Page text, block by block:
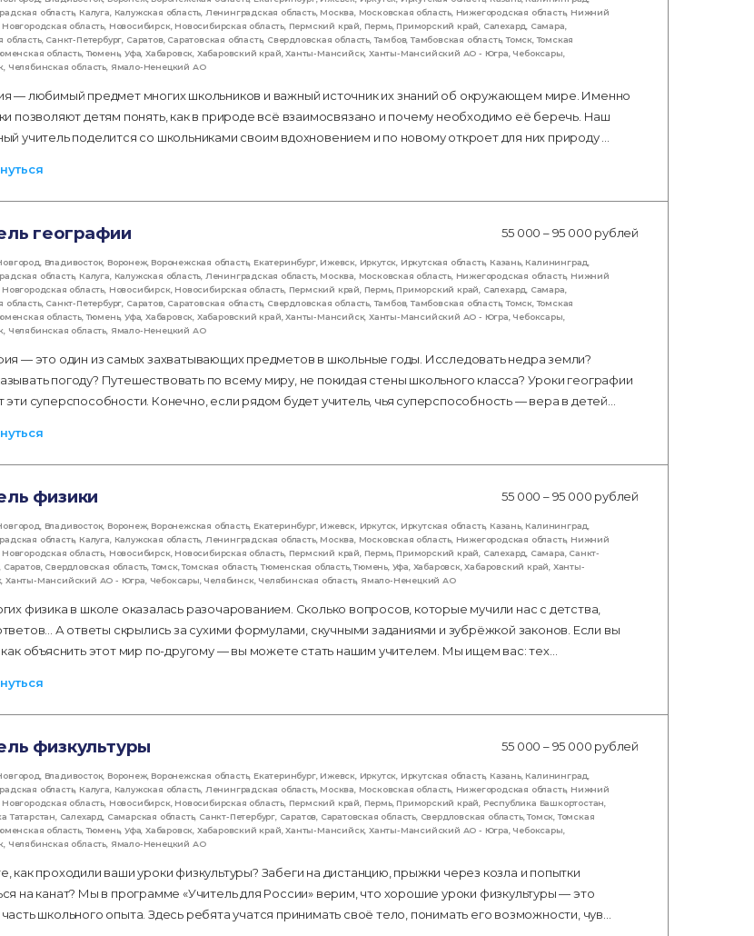
область, Калуга Калужская область Ленинградская область, Москва Московская область, Нижегородская область, Нижний
Новгородская область Новосибирск, Новосибирская область, Пермский край Пермь, Приморский край Салехард Самара
область, Санкт-Петербург Саратов, Саратовская область, Свердловская область,Тамбов,Тамбовская область,Томск,Томская
область,Тюмень, Уфа Хабаровск Хабаровский край ,Ханты-Мансийск, Ханты-Мансийский АО - Югра Чебоксары
Челябинская область Ямало-Ненецкий АО
— любимый предмет многих школьников и важный источник их знаний об окружающем мире. Именно
позволяют детям понять, как в природе всё взаимосвязано и почему необходимо её беречь. Наш
учитель поделится со школьниками своим вдохновением и по новому откроет для них природу …
географии 55 000 – 95 000 рублей
Владивосток, Воронеж, Воронежская область, Екатеринбург, Ижевск, Иркутск Иркутская область, Казань, Калининград
область, Калуга Калужская область Ленинградская область, Москва Московская область, Нижегородская область, Нижний
Новгородская область Новосибирск, Новосибирская область, Пермский край Пермь, Приморский край Салехард Самара
область, Санкт-Петербург Саратов, Саратовская область, Свердловская область,Тамбов,Тамбовская область,Томск,Томская
область,Тюмень, Уфа Хабаровск Хабаровский край ,Ханты-Мансийск, Ханты-Мансийский АО - Югра Чебоксары
Челябинская область Ямало-Ненецкий АО
— это один из самых захватывающих предметов в школьные годы. Исследовать недра земли?
погоду? Путешествовать по всему миру, не покидая стены школьного класса? Уроки географии
эти суперспособности. Конечно, если рядом будет учитель, чья суперспособность — вера в детей…
физики 55 000 – 95 000 рублей
Владивосток, Воронеж, Воронежская область, Екатеринбург, Ижевск, Иркутск Иркутская область, Казань, Калининград
область, Калуга Калужская область Ленинградская область, Москва Московская область, Нижегородская область, Нижний
Новгородская область Новосибирск, Новосибирская область, Пермский край Пермь, Приморский край Салехард Самара Санкт-
Саратов, Свердловская область ,Томск,Томская область,Тюменская область,Тюмень, Уфа Хабаровск,Хабаровский край Ханты-
,Ханты-Мансийский АО - Югра Чебоксары Челябинск, Челябинская область, Ямало-Ненецкий АО
физика в школе оказалась разочарованием. Сколько вопросов, которые мучили нас с детства,
А ответы скрылись за сухими формулами, скучными заданиями и зубрёжкой законов. Если вы
как объяснить этот мир по-другому — вы можете стать нашим учителем. Мы ищем вас: тех…
физкультуры 55 000 – 95 000 рублей
Владивосток, Воронеж, Воронежская область, Екатеринбург, Ижевск, Иркутск Иркутская область, Казань, Калининград
область, Калуга Калужская область Ленинградская область, Москва Московская область, Нижегородская область, Нижний
Новгородская область Новосибирск, Новосибирская область, Пермский край Пермь, Приморский край Республика Башкортостан
Татарстан
Салехард Самарская область, Санкт-Петербург, Саратов Саратовская область, Свердловская область,Томск ,Томская
область,Тюмень, Уфа Хабаровск Хабаровский край ,Ханты-Мансийск, Ханты-Мансийский АО - Югра Чебоксары
Челябинская область Ямало-Ненецкий АО
как проходили ваши уроки физкультуры? Забеги на дистанцию, прыжки через козла и попытки
на канат? Мы в программе «Учитель для России» верим, что хорошие уроки физкультуры — это
школьного опыта. Здесь ребята учатся принимать своё тело, понимать его возможности, чув…